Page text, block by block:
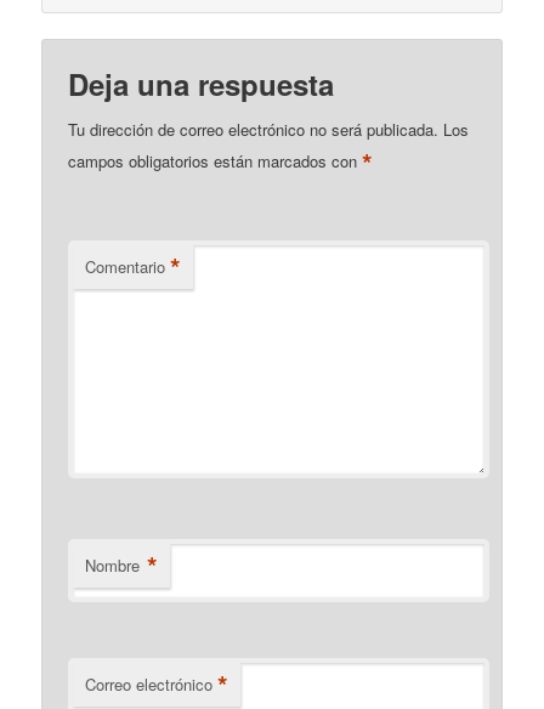
Deja una respuesta
Tu dirección de correo electrónico no será publicada. Los
campos obligatorios están marcados con*
Comentario *
Nombre *
Correo electrónico *